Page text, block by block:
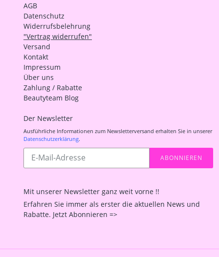
AGB
Datenschutz
Widerrufsbelehrung
"Vertrag widerrufen"
Versand
Kontakt
Impressum
Über uns
Zahlung / Rabatte
Beautyteam Blog
Der Newsletter
Ausführliche Informationen zum Newsletterversand erhalten Sie in unserer
Datenschutzerklärung.
Abonnieren
unsere
ABONNIEREN
Mit unserer Newsletter ganz weit vorne !!
Erfahren Sie immer als erster die aktuellen News und
Rabatte. Jetzt Abonnieren =>